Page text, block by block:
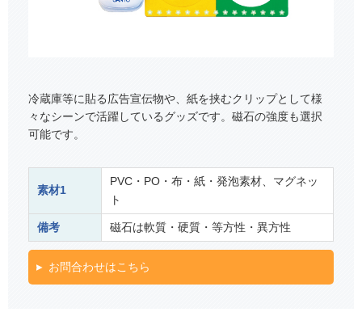
冷蔵庫等に貼る広告宣伝物や、紙を挟むクリップとして様
々なシーンで活躍しているグッズです。磁石の強度も選択
可能です。
素材1
PVC・PO・布・紙・発泡素材、マグネッ
ト
備考 磁石は軟質・硬質・等方性・異方性
お問合わせはこちら